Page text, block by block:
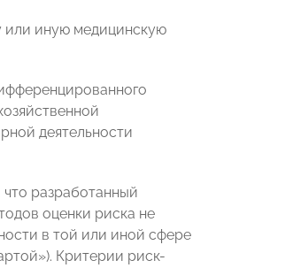
или иную медицинскую
деятельности
разработанный
оценки риска не
в той или иной сфере
Критерии риск-